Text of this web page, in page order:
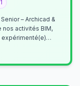
1
– Archicad &
expérimenté(e)